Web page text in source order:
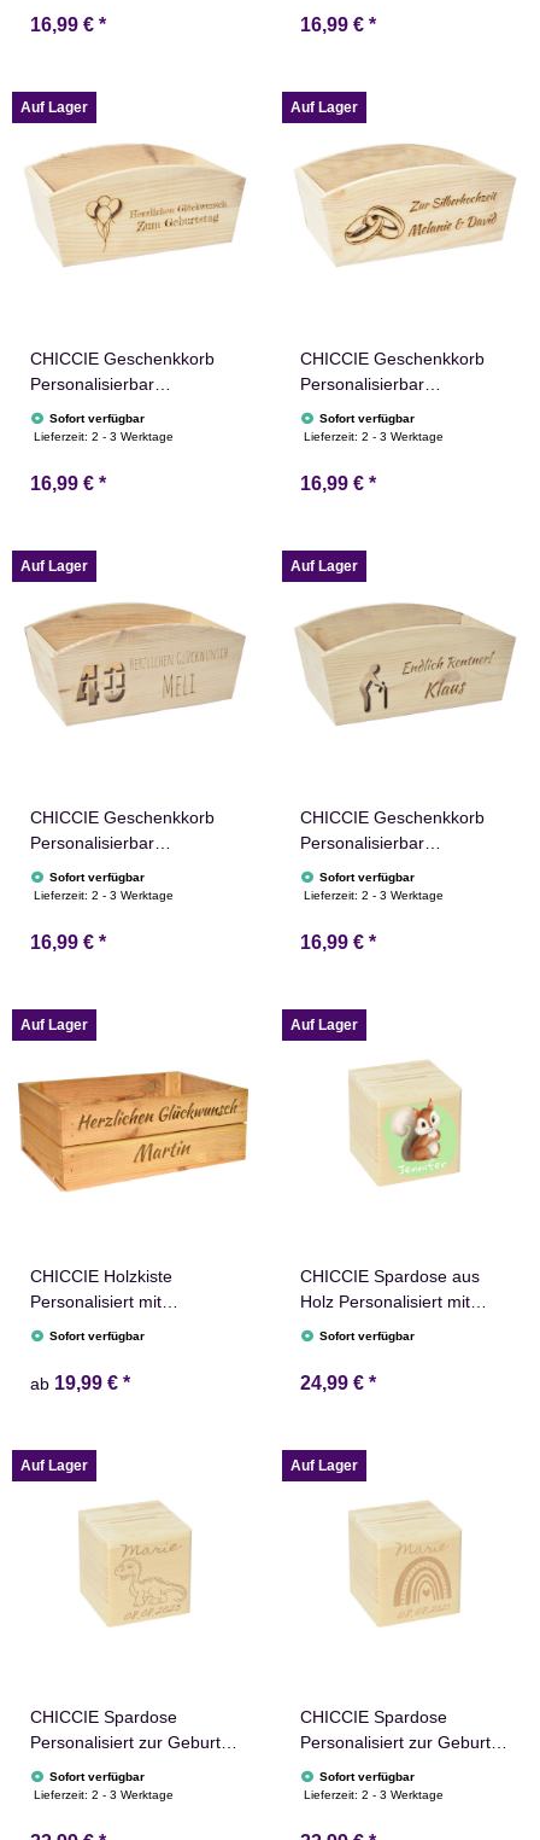
Geschenkidee Holzkiste
Personalisierung
16,99 € *
Geschenkidee Holzkiste
Personalisierung
16,99 € *
Auf Lager
CHICCIE Geschenkkorb
Personalisierbar
Wunschtext mit Luftballons
24x13x8cm Abgerundet
Geschenkidee Holzkiste
Sofort verfügbar
Lieferzeit:2 - 3 Werktage
16,99 € *
Auf Lager
CHICCIE Geschenkkorb
Personalisierbar
Wunschtext mit Ringen
24x13x8cm Abgerundet
Geschenkidee Holzkiste
Sofort verfügbar
Lieferzeit:2 - 3 Werktage
16,99 € *
Auf Lager
CHICCIE Geschenkkorb
Personalisierbar
Wunschtext mit Zahl
24x13x8cm Abgerundet
Geschenkidee Holzkiste
Sofort verfügbar
Lieferzeit:2 - 3 Werktage
16,99 € *
Auf Lager
CHICCIE Geschenkkorb
Personalisierbar
Wunschtext zum
Ruhestand 24x13x8cm
Holz Geschenkidee
Sofort verfügbar
Lieferzeit:2 - 3 Werktage
16,99 € *
Auf Lager
CHICCIE Holzkiste
Personalisiert mit
Wunschtext für jeden
Erinnerungskiste
Sofort verfügbar
ab 19,99 € *
Auf Lager
CHICCIE Spardose aus
Holz Personalisiert mit
Farbdruck für Kinder
Geburt Taufe
Sofort verfügbar
24,99 € *
Auf Lager
CHICCIE Spardose
Personalisiert zur Geburt
Dino Name & Datum
10x10cm Holz
Sofort verfügbar
Lieferzeit:2 - 3 Werktage
Auf Lager
CHICCIE Spardose
Personalisiert zur Geburt
Name & Datum
Regenbogen 10x10cm
Sofort verfügbar
Lieferzeit:2 - 3 Werktage